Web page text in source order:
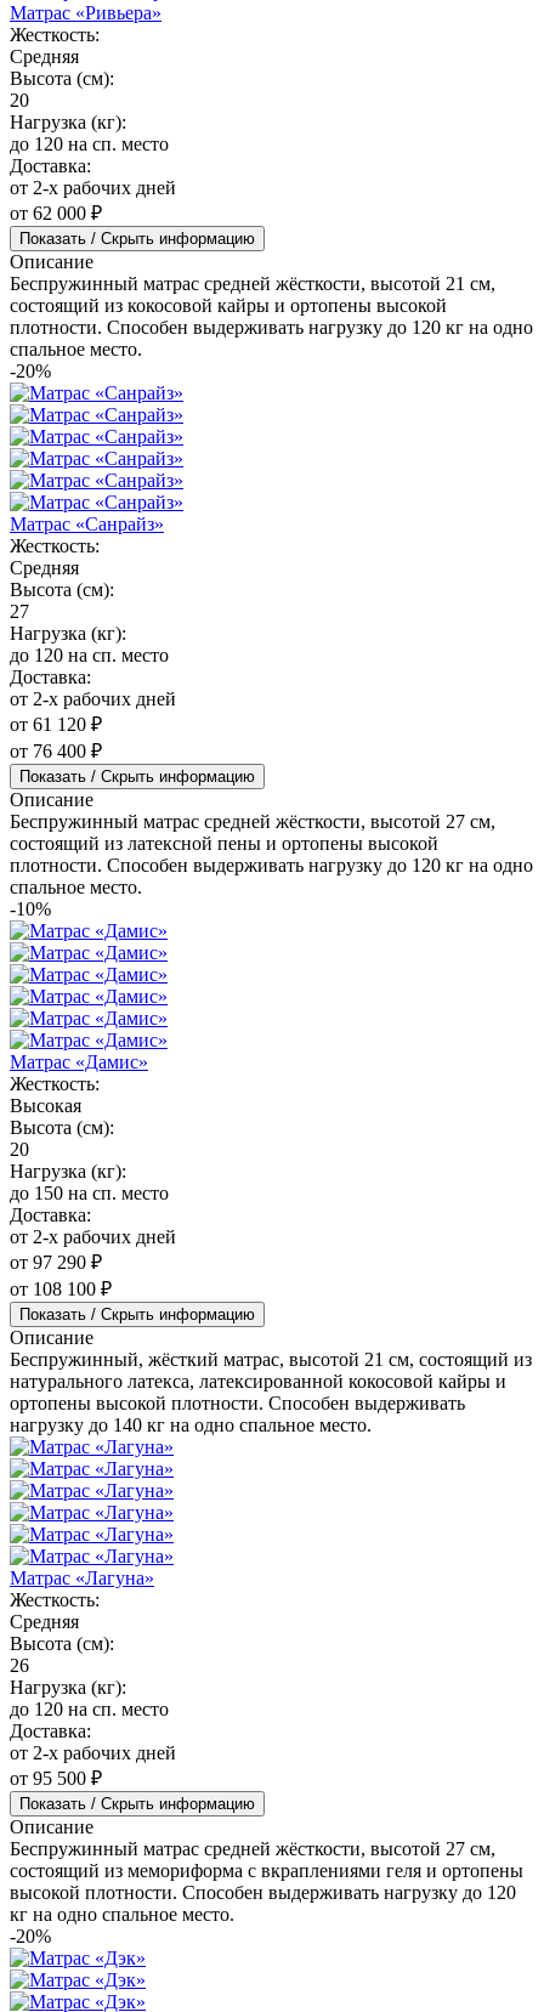
Матрас «Ривьера»
Жесткость:
Средняя
Высота (см):
20
Нагрузка (кг):
до 120 на сп. место
Доставка:
от 2-х рабочих дней
от 62 000 ₽
Показать / Скрыть информацию
Описание
Беспружинный матрас средней жёсткости, высотой 21 см,
состоящий из кокосовой кайры и ортопены высокой
плотности. Способен выдерживать нагрузку до 120 кг на одно
спальное место.
-20%
Матрас «Санрайз»
Жесткость:
Средняя
Высота (см):
27
Нагрузка (кг):
до 120 на сп. место
Доставка:
от 2-х рабочих дней
от 61 120 ₽
от 76 400 ₽
Показать / Скрыть информацию
Описание
Беспружинный матрас средней жёсткости, высотой 27 см,
состоящий из латексной пены и ортопены высокой
плотности. Способен выдерживать нагрузку до 120 кг на одно
спальное место.
-10%
Матрас «Дамис»
Жесткость:
Высокая
Высота (см):
20
Нагрузка (кг):
до 150 на сп. место
Доставка:
от 2-х рабочих дней
от 97 290 ₽
от 108 100 ₽
Показать / Скрыть информацию
Описание
Беспружинный, жёсткий матрас, высотой 21 см, состоящий из
натурального латекса, латексированной кокосовой кайры и
ортопены высокой плотности. Способен выдерживать
нагрузку до 140 кг на одно спальное место.
Матрас «Лагуна»
Жесткость:
Средняя
Высота (см):
26
Нагрузка (кг):
до 120 на сп. место
Доставка:
от 2-х рабочих дней
от 95 500 ₽
Показать / Скрыть информацию
Описание
Беспружинный матрас средней жёсткости, высотой 27 см,
состоящий из мемориформа с вкраплениями геля и ортопены
высокой плотности. Способен выдерживать нагрузку до 120
кг на одно спальное место.
-20%